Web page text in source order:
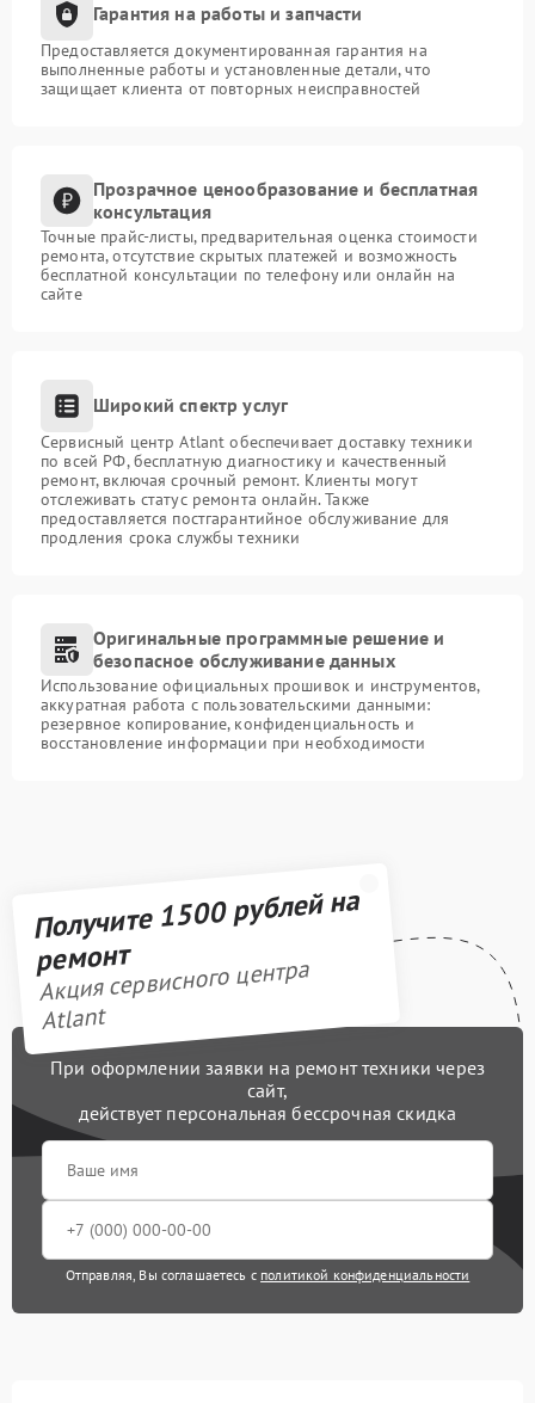
Гарантия на работы и запчасти
Предоставляется документированная гарантия на
выполненные работы и установленные детали, что
защищает клиента от повторных неисправностей
Прозрачное ценообразование и бесплатная
консультация
Точные прайс-листы, предварительная оценка стоимости
ремонта, отсутствие скрытых платежей и возможность
бесплатной консультации по телефону или онлайн на
сайте
Широкий спектр услуг
Сервисный центр Atlant обеспечивает доставку техники
по всей РФ, бесплатную диагностику и качественный
ремонт, включая срочный ремонт. Клиенты могут
отслеживать статус ремонта онлайн. Также
предоставляется постгарантийное обслуживание для
продления срока службы техники
Оригинальные программные решение и
безопасное обслуживание данных
Использование официальных прошивок и инструментов,
аккуратная работа с пользовательскими данными:
резервное копирование, конфиденциальность и
восстановление информации при необходимости
Получите 1500 рублей на
ремонт
Акция сервисного центра
Atlant
При оформлении заявки на ремонт техники через
сайт,
действует персональная бессрочная скидка
Отправляя, Вы соглашаетесь с политикой конфиденциальности